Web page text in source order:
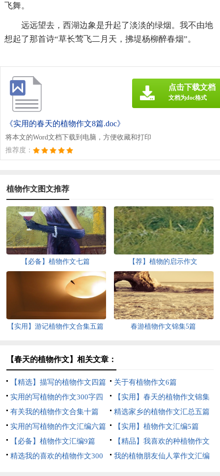
飞舞。
远远望去，西湖边象是升起了淡淡的绿烟。我不由地
想起了那首诗“草长莺飞二月天，拂堤杨柳醉春烟”。
《实用的春天的植物作文8篇.doc》
将本文的Word文档下载到电脑，方便收藏和打印
推荐度：
点击下载文档
文档为doc格式
植物作文图文推荐
【必备】植物作文七篇 【荐】植物的启示作文
【实用】游记植物作文合集五篇 春游植物作文锦集5篇
【春天的植物作文】相关文章：
【精选】描写的植物作文四篇
关于有植物作文6篇
实用的写植物的作文300字四
篇
【实用】春天的植物作文锦集
7篇
有关我的植物作文合集十篇
精选家乡的植物作文汇总五篇
实用的写植物的作文汇编六篇
【实用】植物作文汇编5篇
【必备】植物作文汇编9篇
【精品】我喜欢的种植物作文
300字4篇
精选我的喜欢的植物作文300
我的植物朋友仙人掌作文汇编